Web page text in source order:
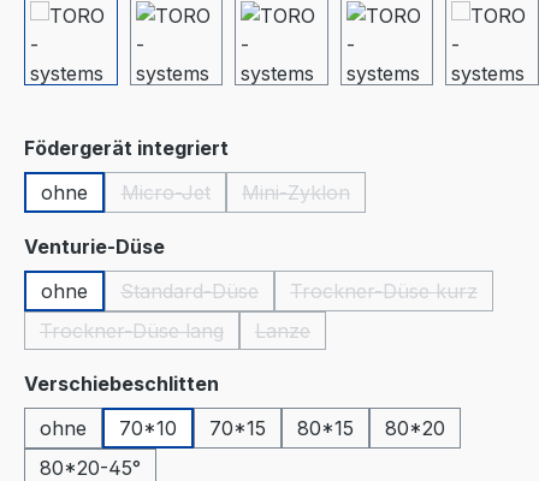
Födergerät integriert
ohne
Micro-Jet
(Diese Option ist zurzeit nicht verfügbar.)
Mini-Zyklon
(Diese Option ist zurzeit nicht
Venturie-Düseauswählen
ohne
Standard-Düse
(Diese Option ist zurzeit nicht verfügbar.)
Trockner-Düse kurz
(Diese Option ist
Trockner-Düse lang
(Diese Option ist zurzeit nicht verfügbar.)
Lanze
(Diese Option ist zurzeit nicht
Verschiebeschlitten
ohne
70*10 70*15 80*15
80*20
80*20-45°